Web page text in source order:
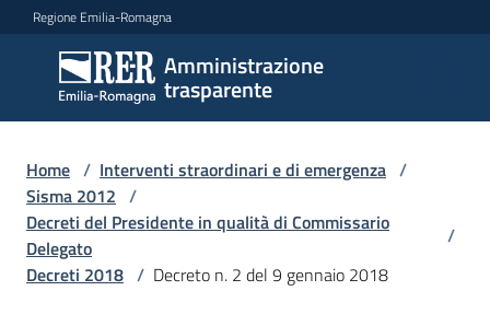
Vai al contenuto
Vai alla navigazione
Vai al footer
Regione Emilia-Romagna
Amministrazione
trasparente
Amministrazione
trasparente
Sottosezioni
Accesso
Home / Interventi straordinari e di emergenza /
Sisma 2012 /
Decreti del Presidente in qualità di Commissario
Delegato
/
Decreti 2018 / Decreto n. 2 del 9 gennaio 2018